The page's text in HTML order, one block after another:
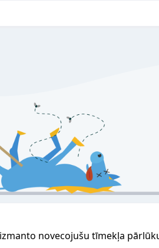
novecojušu tīmekļa